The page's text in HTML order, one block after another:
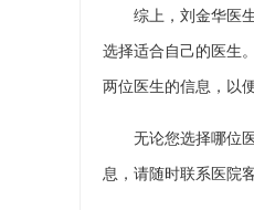
综上，刘金华医
选择适合自己的医生
两位医生的信息，以
无论您选择哪位
息，请随时联系医院